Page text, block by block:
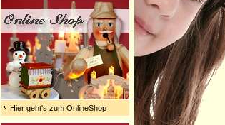
Hier geht's zum OnlineShop